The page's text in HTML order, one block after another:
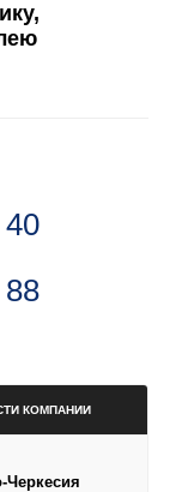
КОМПАНИИ
Черкесия